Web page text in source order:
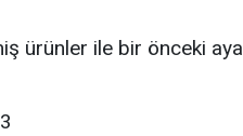
ürünler ile bir önceki aya